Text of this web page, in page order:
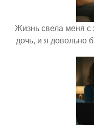
Жизнь свела меня с
дочь, и я довольно